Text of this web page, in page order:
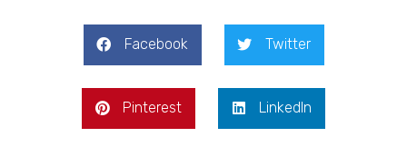
Facebook Twitter
Pinterest LinkedIn